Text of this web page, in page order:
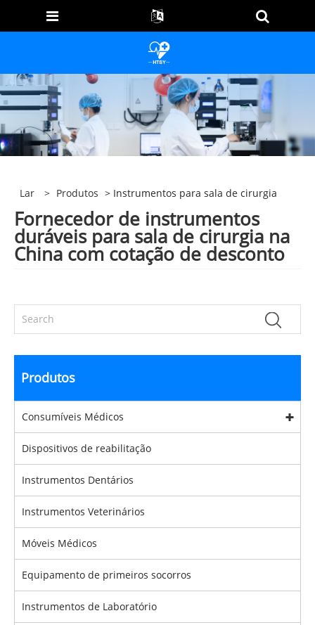
Lar > Produtos > Instrumentos para sala de cirurgia
Fornecedor de instrumentos
duráveis ​​para sala de cirurgia na
China com cotação de desconto
Produtos
Consumíveis Médicos
Dispositivos de reabilitação
Instrumentos Dentários
Instrumentos Veterinários
Móveis Médicos
Equipamento de primeiros socorros
Instrumentos de Laboratório